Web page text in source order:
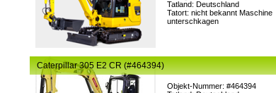
Tatland: Deutschland
Tatort: nicht bekannt Maschine
unterschkagen
Objekt-Nummer: #464394
Caterpillar 305 E2 CR (#464394)